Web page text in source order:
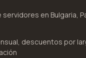
en Bulgaria,
descuentos por